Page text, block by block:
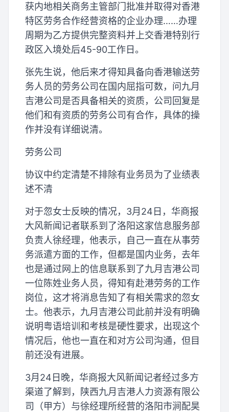
获内地相关商务主管部门批准并取得对香港
特区劳务合作经营资格的企业办理……办理
周期为乙方提供完整资料并上交香港特别行
政区入境处后45-90工作日。
张先生说，他后来才得知具备向香港输送劳
务人员的劳务公司在国内屈指可数，问九月
吉港公司是否具备相关的资质，公司回复是
他们和有资质的劳务公司有合作，具体的操
作并没有详细说清。
劳务公司
协议中约定清楚不排除有业务员为了业绩表
述不清
对于忽女士反映的情况，3月24日，华商报
大风新闻记者联系到了洛阳这家信息服务部
负责人徐经理，他表示，自己一直在从事劳
务派遣方面的工作，但都是国内业务，去年
也是通过网上的信息联系到了九月吉港公司
一位陈姓业务人员，得知有赴港劳务的工作
岗位，这才将消息告知了有相关需求的忽女
士。他表示，九月吉港公司此前并没有明确
说明粤语培训和考核是硬性要求，出现这个
情况后，他也一直在和对方公司沟通，但目
前还没有进展。
3月24日晚，华商报大风新闻记者经过多方
渠道了解到，陕西九月吉港人力资源有限公
司（甲方）与徐经理所经营的洛阳市涧配昊